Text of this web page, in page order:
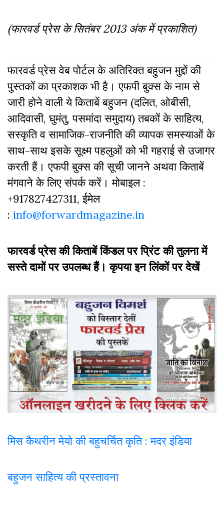
(फारवर्ड प्रेस के सितंबर 2013 अंक में प्रकाशित)
फारवर्ड प्रेस वेब पोर्टल के अतिरिक्‍त बहुजन मुद्दों की
पुस्‍तकों का प्रकाशक भी है। एफपी बुक्‍स के नाम से
जारी होने वाली ये किताबें बहुजन (दलित, ओबीसी,
आदिवासी, घुमंतु, पसमांदा समुदाय) तबकों के साहित्‍य,
सस्‍क‍ृति व सामाजिक-राजनीति की व्‍यापक समस्‍याओं के
साथ-साथ इसके सूक्ष्म पहलुओं को भी गहराई से उजागर
करती हैं। एफपी बुक्‍स की सूची जानने अथवा किताबें
मंगवाने के लिए संपर्क करें। मोबाइल :
+917827427311, ईमेल
: info@forwardmagazine.in
फारवर्ड प्रेस की किताबें किंडल पर प्रिंट की तुलना में
सस्ते दामों पर उपलब्ध हैं। कृपया इन लिंकों पर देखें
मिस कैथरीन मेयो की बहुचर्चित कृति : मदर इंडिया
बहुजन साहित्य की प्रस्तावना